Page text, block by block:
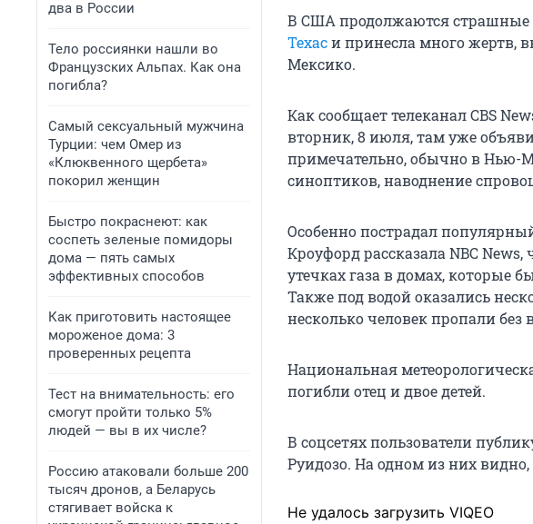
два в России
Тело россиянки нашли во
Французских Альпах. Как она
погибла?
Самый сексуальный мужчина
Турции: чем Омер из
«Клюквенного щербета»
покорил женщин
Быстро покраснеют: как
соспеть зеленые помидоры
дома — пять самых
эффективных способов
Как приготовить настоящее
мороженое дома: 3
проверенных рецепта
Тест на внимательность: его
смогут пройти только 5%
людей — вы в их числе?
Россию атаковали больше 200
тысяч дронов, а Беларусь
стягивает войска к
В США продолжаются страшные
Техаси принесла много жертв,
Мексико.
Как сообщает телеканал CBS
вторник, 8 июля, там уже
примечательно, обычно в Нью-
синоптиков, наводнение
Особенно пострадал
Кроуфорд рассказала NBC
утечках газа в домах,
Также под водой оказались
несколько человек пропали без
Национальная
погибли отец и двое детей.
В соцсетях пользователи
Руидозо. На одном из них
Не удалось загрузить VIQEO